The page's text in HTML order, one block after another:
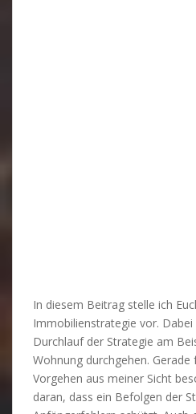
In diesem Beitrag stelle ich
Immobilienstrategie vor.
Durchlauf der Strategie am
Wohnung durchgehen.
Vorgehen aus meiner Sicht
daran, dass ein Befolgen der